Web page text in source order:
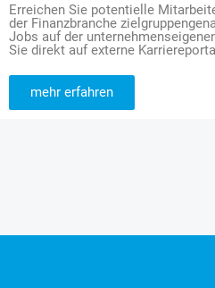
Erreichen Sie potentielle
der Finanzbranche
Jobs auf der
Sie direkt auf externe
mehr erfahren